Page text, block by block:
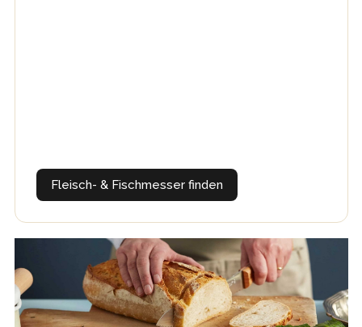
Fleisch- & Fischmesser finden